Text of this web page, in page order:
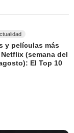
y películas más
(semana del
El Top 10